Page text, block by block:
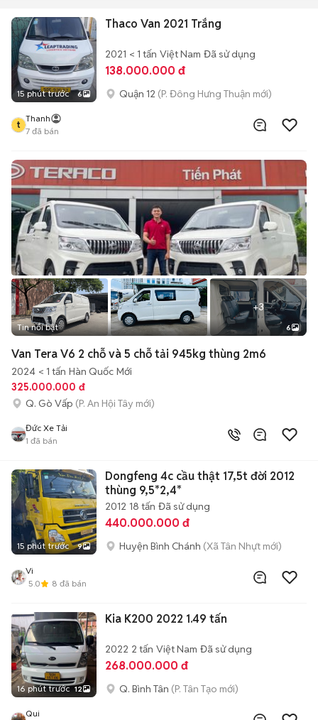
15 phút trước 6
Thaco Van 2021 Trắng
2021 < 1 tấn Việt Nam Đã sử dụng
138.000.000 đ
Quận 12 (P. Đông Hưng Thuận mới)
t
Thanh
7 đã bán
+3
Tin nổi bật 6
Van Tera V6 2 chỗ và 5 chỗ tải 945kg thùng 2m6
2024 < 1 tấn Hàn Quốc Mới
325.000.000 đ
Q. Gò Vấp (P. An Hội Tây mới)
Đức Xe Tải
1 đã bán
15 phút trước 9
Dongfeng 4c cầu thật 17,5t đời 2012
thùng 9,5*2,4*
2012 18 tấn Đã sử dụng
440.000.000 đ
Huyện Bình Chánh (Xã Tân Nhựt mới)
Vi
5.0
8 đã bán
16 phút trước 12
Kia K200 2022 1.49 tấn
2022 2 tấn Việt Nam Đã sử dụng
268.000.000 đ
Q. Bình Tân (P. Tân Tạo mới)
Qui